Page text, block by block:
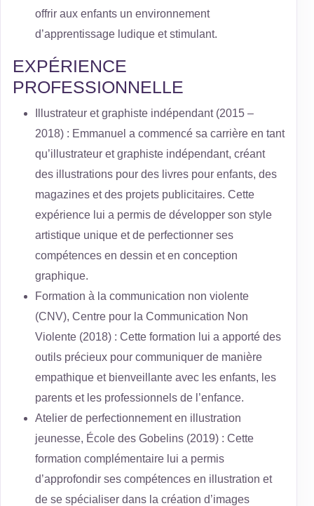
offrir aux enfants un environnement
d’apprentissage ludique et stimulant.
EXPÉRIENCE
PROFESSIONNELLE
Illustrateur et graphiste indépendant (2015 –
2018) : Emmanuel a commencé sa carrière en tant
qu’illustrateur et graphiste indépendant, créant
des illustrations pour des livres pour enfants, des
magazines et des projets publicitaires. Cette
expérience lui a permis de développer son style
artistique unique et de perfectionner ses
compétences en dessin et en conception
graphique.
Formation à la communication non violente
(CNV), Centre pour la Communication Non
Violente (2018) : Cette formation lui a apporté des
outils précieux pour communiquer de manière
empathique et bienveillante avec les enfants, les
parents et les professionnels de l’enfance.
Atelier de perfectionnement en illustration
jeunesse, École des Gobelins (2019) : Cette
formation complémentaire lui a permis
d’approfondir ses compétences en illustration et
de se spécialiser dans la création d’images